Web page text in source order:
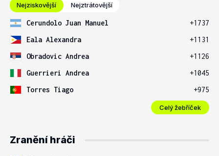
Nejziskovější Nejztrátovější
Cerundolo Juan Manuel
+1737
Eala Alexandra
+1131
Obradovic Andrea
+1126
Guerrieri Andrea
+1045
Torres Tiago
+975
Celý žebříček
Zranění hráči